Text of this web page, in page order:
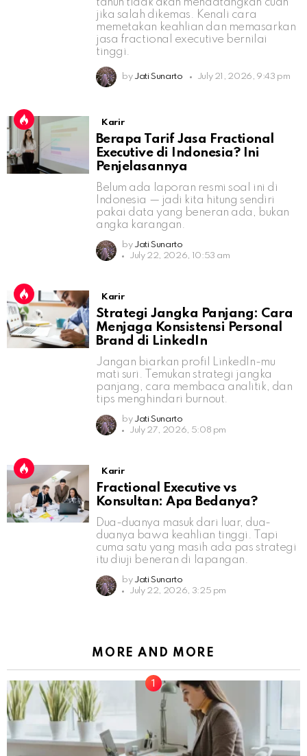
tahun tidak akan mendatangkan cuan
jika salah dikemas. Kenali cara
memetakan keahlian dan memasarkan
jasa fractional executive bernilai
tinggi.
by Jati Sunarto July 21, 2026, 9:43 pm
Karir
Berapa Tarif Jasa Fractional
Executive di Indonesia? Ini
Penjelasannya
Belum ada laporan resmi soal ini di
Indonesia — jadi kita hitung sendiri
pakai data yang beneran ada, bukan
angka karangan.
by Jati Sunarto
July 22, 2026, 10:53 am
Karir
Strategi Jangka Panjang: Cara
Menjaga Konsistensi Personal
Brand di LinkedIn
Jangan biarkan profil LinkedIn-mu
mati suri. Temukan strategi jangka
panjang, cara membaca analitik, dan
tips menghindari burnout.
by Jati Sunarto
July 27, 2026, 5:08 pm
Karir
Fractional Executive vs
Konsultan: Apa Bedanya?
Dua-duanya masuk dari luar, dua-
duanya bawa keahlian tinggi. Tapi
cuma satu yang masih ada pas strategi
itu diuji beneran di lapangan.
by Jati Sunarto
July 22, 2026, 3:25 pm
MORE AND MORE